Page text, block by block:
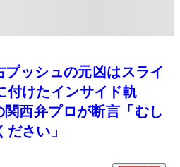
ッシュの元凶はスライ
付けたインサイド軌
西弁プロが断言「むし
さい」